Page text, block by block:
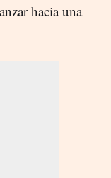
hacia una